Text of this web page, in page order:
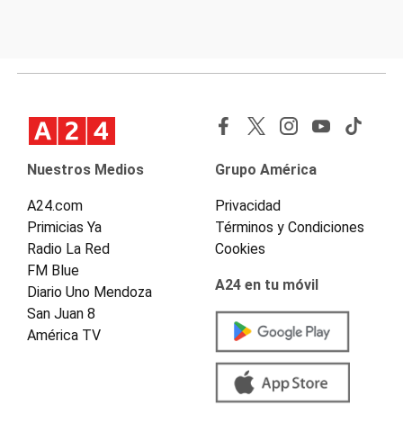
Nuestros Medios
A24.com
Primicias Ya
Radio La Red
FM Blue
Diario Uno Mendoza
San Juan 8
América TV
Grupo América
Privacidad
Términos y Condiciones
Cookies
A24 en tu móvil